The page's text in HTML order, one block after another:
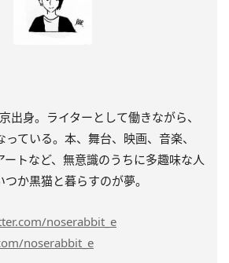
出身。ライターとして働きながら、
ている。本、舞台、映画、音楽、
ートなど、無意識のうちに多趣味な人
か黒猫と暮らすのが夢。
noserabbit_e
noserabbit_e